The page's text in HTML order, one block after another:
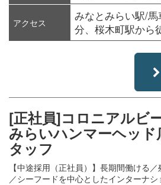
アクセス
みなとみらい駅/
分、桜木町駅から
[正社員]コロニアルビ
みらいハンマーヘッ
タッフ
【中途採用（正社員）】長期間働ける
／シーフードを中心としたインターナシ